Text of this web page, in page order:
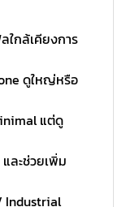
ใกล้เคียงการ
ดูใหญ่หรือ
แต่ดู
ละช่วยเพิ่ม
Industrial